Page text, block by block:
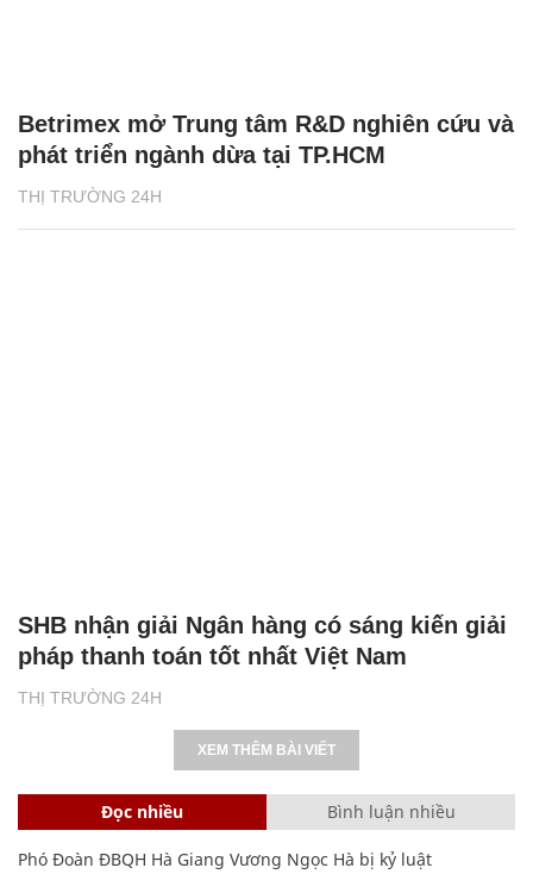
THỊ TRƯỜNG 24H
Betrimex mở Trung tâm R&D nghiên cứu và
phát triển ngành dừa tại TP.HCM
THỊ TRƯỜNG 24H
SHB nhận giải Ngân hàng có sáng kiến giải
pháp thanh toán tốt nhất Việt Nam
XEM THÊM BÀI VIẾT
Đọc nhiều Bình luận nhiều
Phó Đoàn ĐBQH Hà Giang Vương Ngọc Hà bị kỷ luật